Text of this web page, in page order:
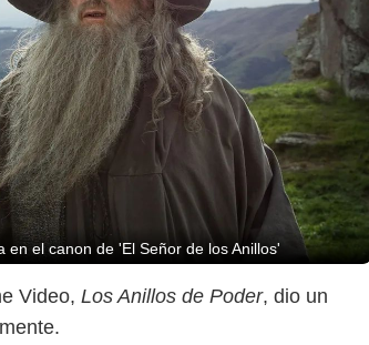
el canon de 'El Señor de los Anillos'
Video, Los Anillos de Poder, dio un
Pictures